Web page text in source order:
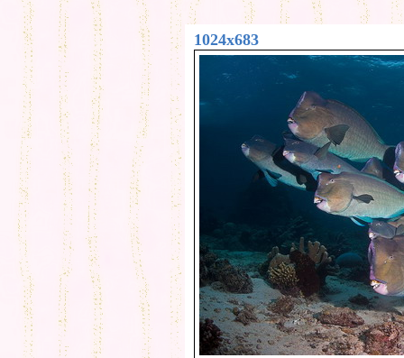
1024x683